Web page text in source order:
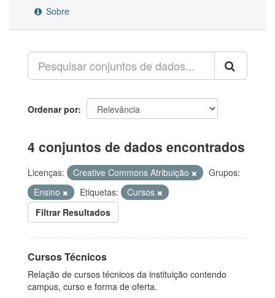
Sobre
Ordenar por
4 conjuntos de dados encontrados
Licenças: Creative Commons Atribuição
Grupos:
Ensino
Etiquetas:
Cursos
Filtrar Resultados
Cursos Técnicos
Relação de cursos técnicos da instituição contendo
campus, curso e forma de oferta.